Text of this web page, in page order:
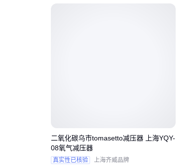
二氧化碳乌市tomasetto减压器 上海YQY-
08氧气减压器
真实性已核验 上海齐威品牌